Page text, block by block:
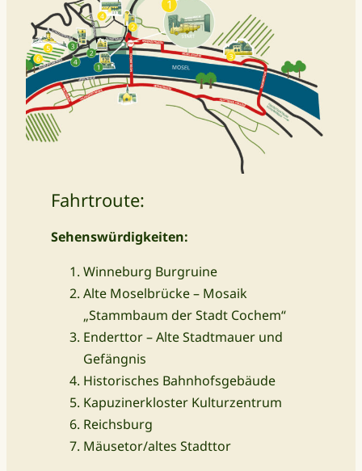
Fahrtroute:
Sehenswürdigkeiten:
Winneburg Burgruine
Alte Moselbrücke – Mosaik
„Stammbaum der Stadt Cochem“
Enderttor – Alte Stadtmauer und
Gefängnis
Historisches Bahnhofsgebäude
Kapuzinerkloster Kulturzentrum
Reichsburg
Mäusetor/altes Stadttor